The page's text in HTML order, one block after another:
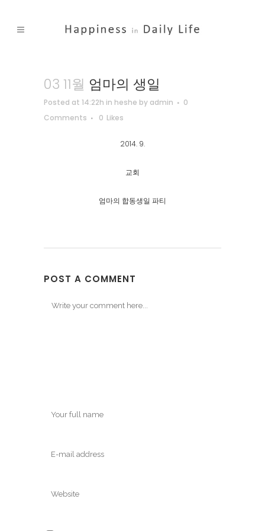
03 11월 엄마의 생일
Posted at 14:22h in heshe by admin
0
Comments
0 Likes
2014. 9.
교회
엄마의 합동생일 파티
POST A COMMENT